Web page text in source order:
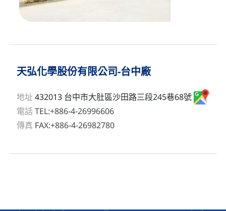
天弘化學股份有限公司-台中廠
地址 432013 台中市大肚區沙田路三段245巷68號
電話 TEL:+886-4-26996606
傳真 FAX:+886-4-26982780